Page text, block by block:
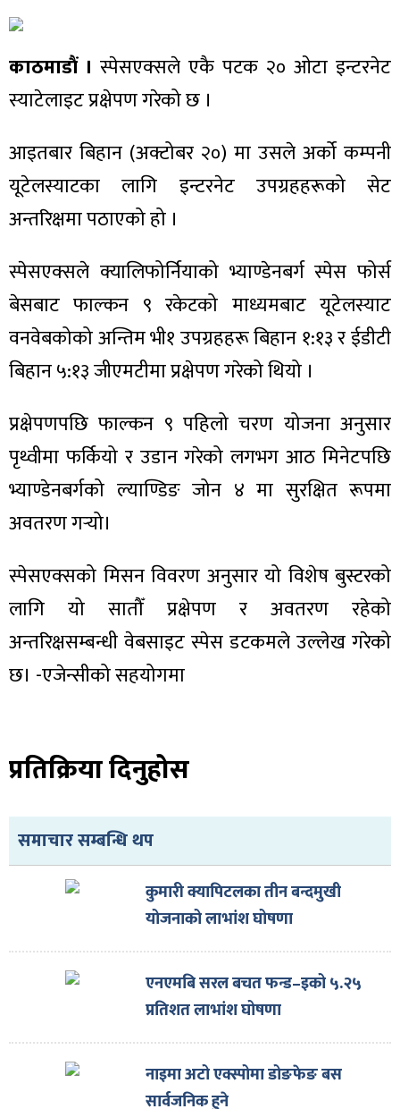
काठमाडौं । स्पेसएक्सले एकै पटक २० ओटा इन्टरनेट
स्याटेलाइट प्रक्षेपण गरेको छ ।
आइतबार बिहान (अक्टोबर २०) मा उसले अर्को कम्पनी
यूटेलस्याटका लागि इन्टरनेट उपग्रहहरूको सेट
अन्तरिक्षमा पठाएको हो ।
स्पेसएक्सले क्यालिफोर्नियाको भ्याण्डेनबर्ग स्पेस फोर्स
बेसबाट फाल्कन ९ रकेटको माध्यमबाट यूटेलस्याट
वनवेबकोको अन्तिम भी१ उपग्रहहरू बिहान १:१३ र ईडीटी
बिहान ५:१३ जीएमटीमा प्रक्षेपण गरेको थियो ।
प्रक्षेपणपछि फाल्कन ९ पहिलो चरण योजना अनुसार
पृथ्वीमा फर्कियो र उडान गरेको लगभग आठ मिनेटपछि
भ्याण्डेनबर्गको ल्याण्डिङ जोन ४ मा सुरक्षित रूपमा
अवतरण गर्‍यो।
स्पेसएक्सको मिसन विवरण अनुसार यो विशेष बुस्टरको
लागि यो सातौँ प्रक्षेपण र अवतरण रहेको
अन्तरिक्षसम्बन्धी वेबसाइट स्पेस डटकमले उल्लेख गरेको
छ। -एजेन्सीको सहयोगमा
प्रतिक्रिया दिनुहोस
समाचार सम्बन्धि थप
कुमारी क्यापिटलका तीन बन्दमुखी
योजनाको लाभांश घोषणा
एनएमबि सरल बचत फन्ड–इको ५.२५
प्रतिशत लाभांश घोषणा
नाइमा अटो एक्स्पोमा डोङफेङ बस
सार्वजनिक हुने